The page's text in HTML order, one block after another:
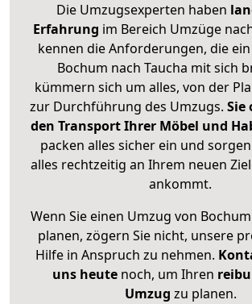
Die Umzugsexperten haben
Erfahrung im Bereich Umzüge
kennen die Anforderungen, die
Bochum nach Taucha mit sich
kümmern sich um alles, von der
zur Durchführung des Umzugs. Sie
den Transport Ihrer Möbel und
packen alles sicher ein und
alles rechtzeitig an Ihrem neuen
ankommt.
Wenn Sie einen Umzug von
planen, zögern Sie nicht, unsere
Hilfe in Anspruch zu nehmen.
uns heutenoch, um Ihren
Umzug zu planen.